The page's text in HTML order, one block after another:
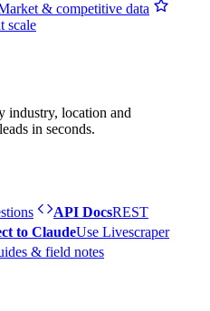
& competitive data
scale
industry, location and
in seconds.
API DocsREST
to ClaudeUse Livescraper
& field notes